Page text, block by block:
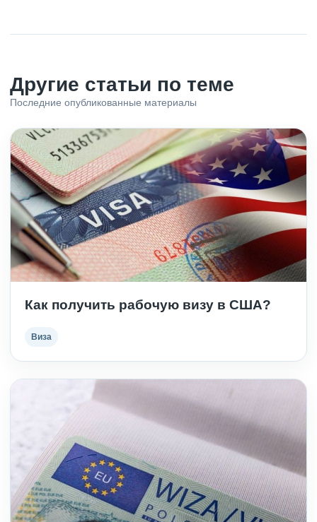
Другие статьи по теме
Последние опубликованные материалы
Как получить рабочую визу в США?
Виза